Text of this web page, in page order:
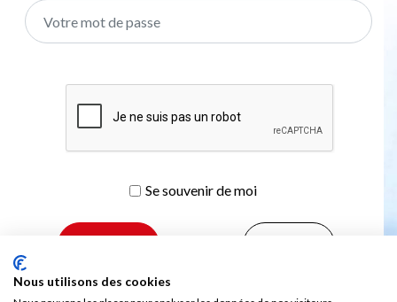
Se souvenir de moi
Mot de passe oublié ?
Nous utilisons des cookies